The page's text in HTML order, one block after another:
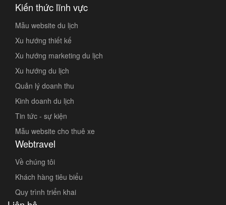
Kiến thức lĩnh vực
Mẫu website du lịch
Xu hướng thiết kế
Xu hướng marketing du lịch
Xu hướng du lịch
Quản lý doanh thu
Kinh doanh du lịch
Tin tức - sự kiện
Mẫu website cho thuê xe
Webtravel
Về chúng tôi
Khách hàng tiêu biểu
Quy trình triển khai